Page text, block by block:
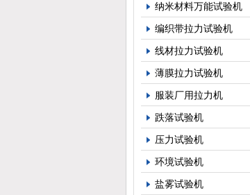
纳米材料万能试验机
编织带拉力试验机
线材拉力试验机
薄膜拉力试验机
服装厂用拉力机
跌落试验机
压力试验机
环境试验机
盐雾试验机